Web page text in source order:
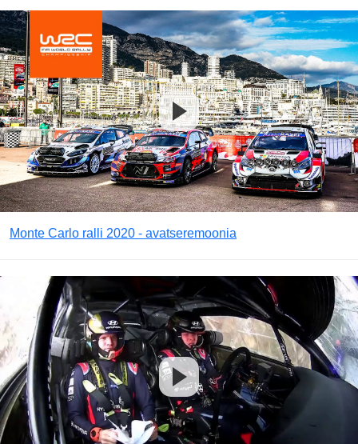
Monte Carlo ralli 2020 - avatseremoonia